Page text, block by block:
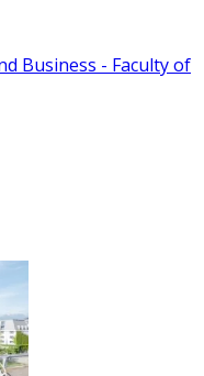
Business - Faculty of